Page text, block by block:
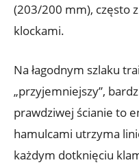
(203/200 mm), często
klockami.
Na łagodnym szlaku
„przyjemniejszy”,
prawdziwej ścianie to
hamulcami utrzyma
każdym dotknięciu